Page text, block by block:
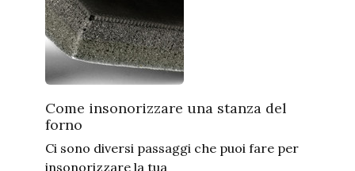
Come insonorizzare una stanza del
forno
Ci sono diversi passaggi che puoi fare per
insonorizzare la tua